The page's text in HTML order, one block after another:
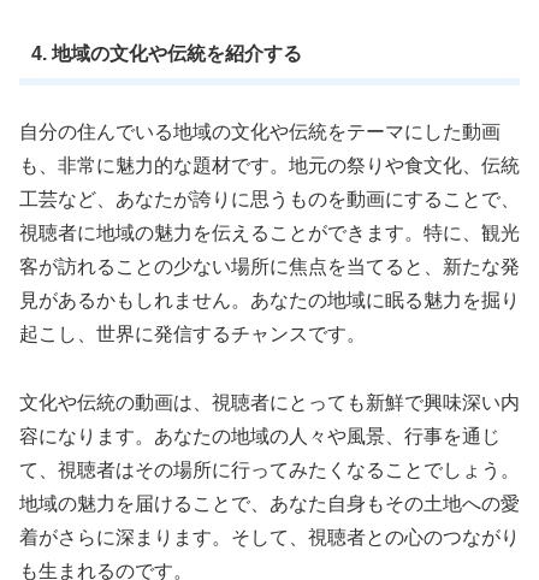
4. 地域の文化や伝統を紹介する
自分の住んでいる地域の文化や伝統をテーマにした動画
も、非常に魅力的な題材です。地元の祭りや食文化、伝統
工芸など、あなたが誇りに思うものを動画にすることで、
視聴者に地域の魅力を伝えることができます。特に、観光
客が訪れることの少ない場所に焦点を当てると、新たな発
見があるかもしれません。あなたの地域に眠る魅力を掘り
起こし、世界に発信するチャンスです。
文化や伝統の動画は、視聴者にとっても新鮮で興味深い内
容になります。あなたの地域の人々や風景、行事を通じ
て、視聴者はその場所に行ってみたくなることでしょう。
地域の魅力を届けることで、あなた自身もその土地への愛
着がさらに深まります。そして、視聴者との心のつながり
も生まれるのです。